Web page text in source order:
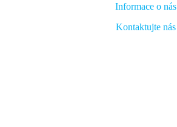
Informace o nás
Kontaktujte nás